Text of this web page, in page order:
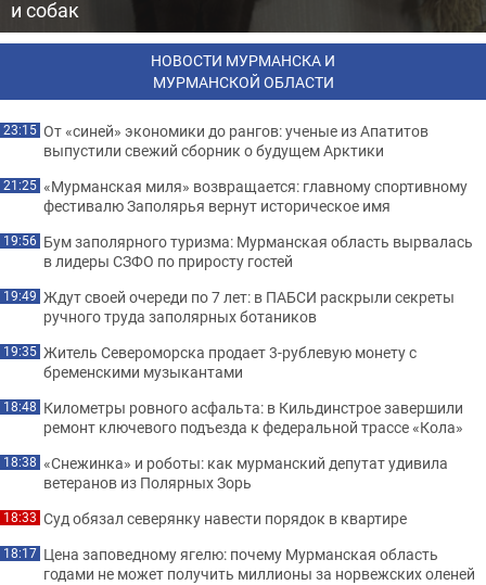
и собак
НОВОСТИ МУРМАНСКА И
МУРМАНСКОЙ ОБЛАСТИ
23:15 От «синей» экономики до рангов: ученые из Апатитов
выпустили свежий сборник о будущем Арктики
21:25 «Мурманская миля» возвращается: главному спортивному
фестивалю Заполярья вернут историческое имя
19:56 Бум заполярного туризма: Мурманская область вырвалась
в лидеры СЗФО по приросту гостей
19:49 Ждут своей очереди по 7 лет: в ПАБСИ раскрыли секреты
ручного труда заполярных ботаников
19:35 Житель Североморска продает 3-рублевую монету с
бременскими музыкантами
18:48 Километры ровного асфальта: в Кильдинстрое завершили
ремонт ключевого подъезда к федеральной трассе «Кола»
18:38 «Снежинка» и роботы: как мурманский депутат удивила
ветеранов из Полярных Зорь
18:33 Суд обязал северянку навести порядок в квартире
18:17 Цена заповедному ягелю: почему Мурманская область
годами не может получить миллионы за норвежских оленей